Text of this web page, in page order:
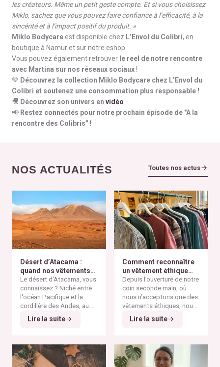
les créateurs. Même un petit geste compte. Et si vous choisissez
Miklo, sachez que vous pouvez faire confiance à l’efficacité, à la
sincérité et à l’impact positif du produit. »
Miklo Bodycare est disponible chez L’Envol du Colibri, en
boutique à Namur et sur notre eshop
Vous pouvez également retrouver le reel de notre rencontre
avec Martina sur nos réseaux sociaux!
💚 Découvrez la collection Miklo Bodycare chez L’Envol du
Colibri et soutenez une consommation plus responsable !
🎥 Découvrez son univers en vidéo
📢 Restez connectés pour notre prochain épisode de "A la
rencontre des Colibris" !
NOS ACTUALITÉS Toutes nos actus
Désert d’Atacama :
quand nos vêtements
finissent à l’autre bout
du monde
Le désert d'Atacama, vous
connaissez ? Niché entre
l'océan Pacifique et la
cordillère des Andes, au
nord du Chili, il est
considéré comme l'un des
minéraux et ses vastes
étendues désertiques en
Alors pourquoi parler du
désert d'Atacama sur un
depuis plusieurs
décennies, cette région
Lire la suite
Comment reconnaître
un vêtement éthique
selon nos critères ?
Depuis l’ouverture de notre
coin seconde main, où
nous n’acceptons que des
vêtements éthiques, nous
avons remarqué qu’il n’est
pas toujours simple pour
qui répondent à nos
critères de sélection. Entre
Lire la suite